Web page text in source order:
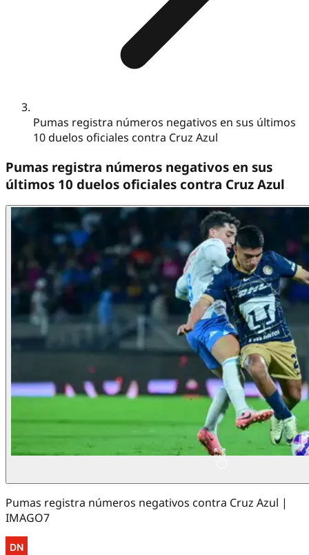
Pumas registra números negativos en sus últimos
10 duelos oficiales contra Cruz Azul
Pumas registra números negativos en sus
últimos 10 duelos oficiales contra Cruz Azul
Pumas registra números negativos contra Cruz Azul |
IMAGO7